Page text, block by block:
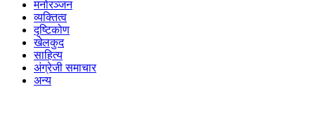
मनोरञ्जन
व्यक्तित्व
दृष्टिकोण
खेलकुद
साहित्य
अंग्रेजी समाचार
अन्य